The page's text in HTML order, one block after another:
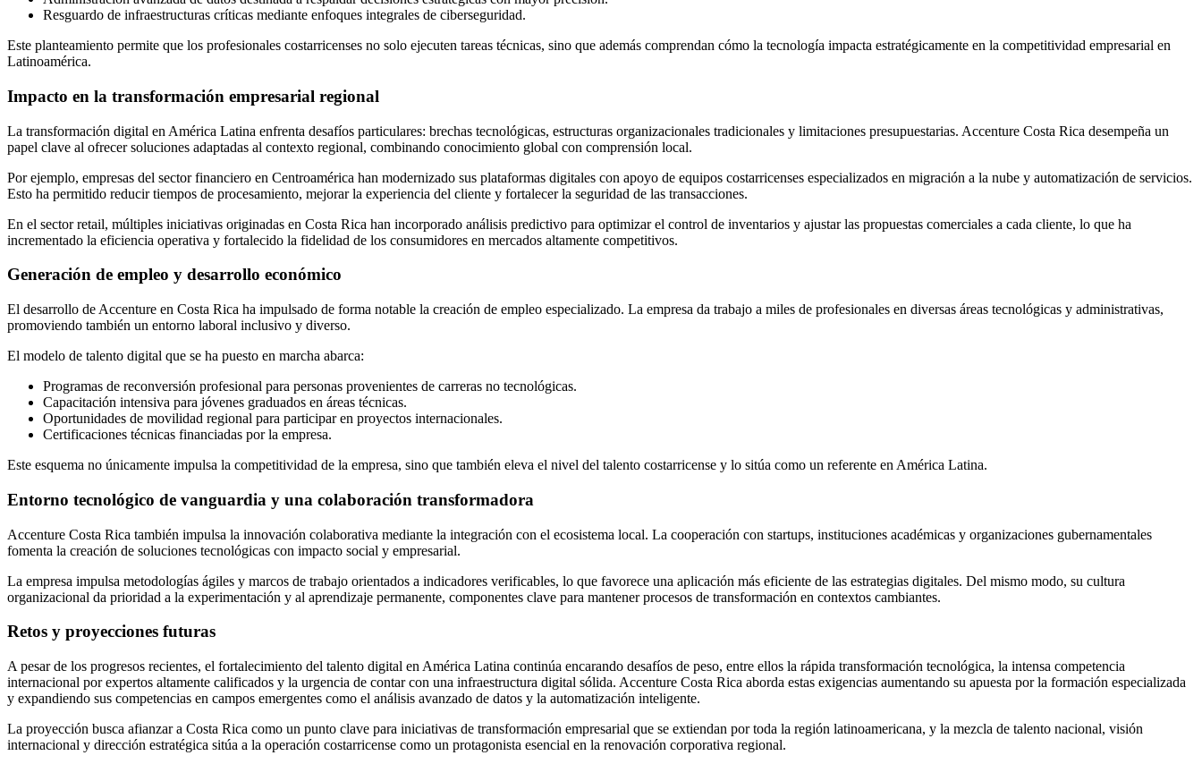
Resguardo de infraestructuras críticas mediante enfoques integrales de ciberseguridad.
Este planteamiento permite que los profesionales costarricenses no solo ejecuten tareas técnicas, sino que además comprendan cómo la tecnología impacta estratégicamente en la competitividad empresarial en
Latinoamérica.
Impacto en la transformación empresarial regional
La transformación digital en América Latina enfrenta desafíos particulares: brechas tecnológicas, estructuras organizacionales tradicionales y limitaciones presupuestarias. Accenture Costa Rica desempeña un
papel clave al ofrecer soluciones adaptadas al contexto regional, combinando conocimiento global con comprensión local.
Por ejemplo, empresas del sector financiero en Centroamérica han modernizado sus plataformas digitales con apoyo de equipos costarricenses especializados en migración a la nube y automatización de servicios.
Esto ha permitido reducir tiempos de procesamiento, mejorar la experiencia del cliente y fortalecer la seguridad de las transacciones.
En el sector retail, múltiples iniciativas originadas en Costa Rica han incorporado análisis predictivo para optimizar el control de inventarios y ajustar las propuestas comerciales a cada cliente, lo que ha
incrementado la eficiencia operativa y fortalecido la fidelidad de los consumidores en mercados altamente competitivos.
Generación de empleo y desarrollo económico
El desarrollo de Accenture en Costa Rica ha impulsado de forma notable la creación de empleo especializado. La empresa da trabajo a miles de profesionales en diversas áreas tecnológicas y administrativas,
promoviendo también un entorno laboral inclusivo y diverso.
El modelo de talento digital que se ha puesto en marcha abarca:
Programas de reconversión profesional para personas provenientes de carreras no tecnológicas.
Capacitación intensiva para jóvenes graduados en áreas técnicas.
Oportunidades de movilidad regional para participar en proyectos internacionales.
Certificaciones técnicas financiadas por la empresa.
Este esquema no únicamente impulsa la competitividad de la empresa, sino que también eleva el nivel del talento costarricense y lo sitúa como un referente en América Latina.
Entorno tecnológico de vanguardia y una colaboración transformadora
Accenture Costa Rica también impulsa la innovación colaborativa mediante la integración con el ecosistema local. La cooperación con startups, instituciones académicas y organizaciones gubernamentales
fomenta la creación de soluciones tecnológicas con impacto social y empresarial.
La empresa impulsa metodologías ágiles y marcos de trabajo orientados a indicadores verificables, lo que favorece una aplicación más eficiente de las estrategias digitales. Del mismo modo, su cultura
organizacional da prioridad a la experimentación y al aprendizaje permanente, componentes clave para mantener procesos de transformación en contextos cambiantes.
Retos y proyecciones futuras
A pesar de los progresos recientes, el fortalecimiento del talento digital en América Latina continúa encarando desafíos de peso, entre ellos la rápida transformación tecnológica, la intensa competencia
internacional por expertos altamente calificados y la urgencia de contar con una infraestructura digital sólida. Accenture Costa Rica aborda estas exigencias aumentando su apuesta por la formación especializada
y expandiendo sus competencias en campos emergentes como el análisis avanzado de datos y la automatización inteligente.
La proyección busca afianzar a Costa Rica como un punto clave para iniciativas de transformación empresarial que se extiendan por toda la región latinoamericana, y la mezcla de talento nacional, visión
internacional y dirección estratégica sitúa a la operación costarricense como un protagonista esencial en la renovación corporativa regional.